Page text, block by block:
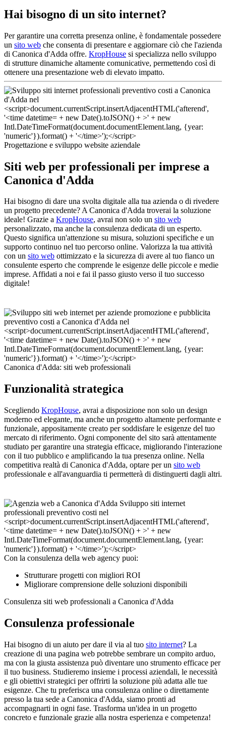
Hai bisogno di un sito internet?
Per garantire una corretta presenza online, è fondamentale possedere
un sito web che consenta di presentare e aggiornare ciò che l'azienda
di Canonica d'Adda offre. KropHouse si specializza nello sviluppo
di strutture dinamiche altamente comunicative, permettendo così di
ottenere una presentazione web di elevato impatto.
Progettazione e sviluppo website aziendale
Siti web per professionali per imprese a
Canonica d'Adda
Hai bisogno di dare una svolta digitale alla tua azienda o di rivedere
un progetto precedente? A Canonica d'Adda troverai la soluzione
ideale! Grazie a KropHouse, avrai non solo un sito web
personalizzato, ma anche la consulenza dedicata di un esperto.
Questo significa un'attenzione su misura, soluzioni specifiche e un
supporto continuo nel tuo percorso online. Valorizza la tua attività
con un sito web ottimizzato e la sicurezza di avere al tuo fianco un
consulente esperto che comprende le esigenze delle piccole e medie
imprese. Affidati a noi e fai il passo giusto verso il tuo successo
digitale!
Canonica d'Adda: siti web professionali
Funzionalità strategica
Scegliendo KropHouse, avrai a disposizione non solo un design
moderno ed elegante, ma anche un progetto altamente performante e
funzionale, appositamente creato per soddisfare le esigenze del tuo
mercato di riferimento. Ogni componente del sito sarà attentamente
studiato per garantire una strategia efficace, migliorando l'interazione
con il tuo pubblico e amplificando la tua presenza online. Nella
competitiva realtà di Canonica d'Adda, optare per un sito web
professionale e all'avanguardia ti permetterà di distinguerti dagli altri.
Con la consulenza della web agency puoi:
Strutturare progetti con migliori ROI
Migliorare comprensione delle soluzioni disponibili
Consulenza siti web professionali a Canonica d'Adda
Consulenza professionale
Hai bisogno di un aiuto per dare il via al tuo sito internet? La
creazione di una pagina web potrebbe sembrare un compito arduo,
ma con la giusta assistenza può diventare uno strumento efficace per
il tuo business. Studieremo insieme i processi aziendali, le necessità
e gli obiettivi strategici per offrirti la soluzione più adatta alle tue
esigenze. Che tu preferisca una consulenza online o direttamente
presso la tua sede a Canonica d'Adda, siamo pronti ad
accompagnarti in ogni fase. Trasforma un'idea in un progetto
concreto e funzionale grazie alla nostra esperienza e competenza!